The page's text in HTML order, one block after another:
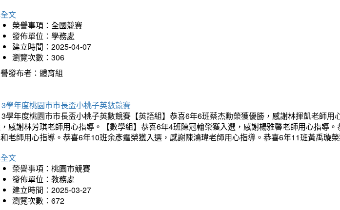
文
榮譽事項：全國競賽
發佈單位：學務處
建立時間：2025-04-07
瀏覽次數：306
發布者：體育組
學年度桃園市市長盃小桃子英數競賽
學年度桃園市市長盃小桃子英數競賽【英語組】恭喜6年6班蔡杰勳榮獲優勝，感謝林揮凱老師
感謝林芳琪老師用心指導。【數學組】恭喜6年4班陳冠翰榮獲入選，感謝楊雅馨老師用心指導
老師用心指導。恭喜6年10班余彥霆榮獲入選，感謝陳鴻瑋老師用心指導。恭喜6年11班黃禹璇
文
榮譽事項：桃園市競賽
發佈單位：教務處
建立時間：2025-03-27
瀏覽次數：672